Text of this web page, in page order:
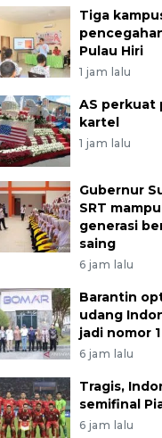
Tiga
Pulau Hiri
1 jam lalu
AS perkuat
kartel
1 jam lalu
Gubernur
SRT
generasi
saing
6 jam lalu
Barantin
udang
jadi nomor
6 jam lalu
Tragis,
semifinal
6 jam lalu